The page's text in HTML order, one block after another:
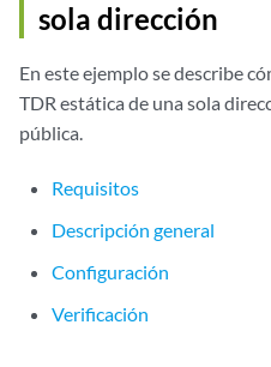
sola dirección
En este ejemplo se describe
TDR estática de una sola
pública.
Requisitos
Descripción general
Configuración
Verificación